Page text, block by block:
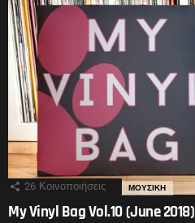
26 Κοινοποιήσεις ΜΟΥΣΙΚΗ
My Vinyl Bag Vol.10 (June 2018)